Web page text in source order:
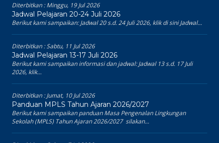
Diterbitkan :Minggu, 19 Jul 2026
Jadwal Pelajaran 20-24 Juli 2026
Berikut kami sampaikan: Jadwal 20 s.d. 24 Juli 2026, klik di sini Jadwal...
Diterbitkan :Sabtu, 11 Jul 2026
Jadwal Pelajaran 13-17 Juli 2026
Berikut kami sampaikan informasi dan jadwal: Jadwal 13 s.d. 17 Juli
2026, klik...
Diterbitkan :Jumat, 10 Jul 2026
Panduan MPLS Tahun Ajaran 2026/2027
Berikut kami sampaikan panduan Masa Pengenalan Lingkungan
Sekolah (MPLS) Tahun Ajaran 2026/2027 silakan...